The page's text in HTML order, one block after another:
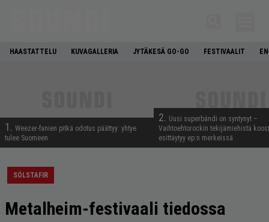
HAASTATTELU KUVAGALLERIA JYTÄKESÄ GO-GO FESTIVAALIT
1. Weezer-fanien pitkä odotus päättyy: yhtye
tulee Suomeen
2. Uusi superbändi on syntynyt –
Vaihtoehtorockin tekijämiehistä
esittäytyy ep:n merkeissä
SÓLSTAFIR
Metalheim-festivaali tiedossa